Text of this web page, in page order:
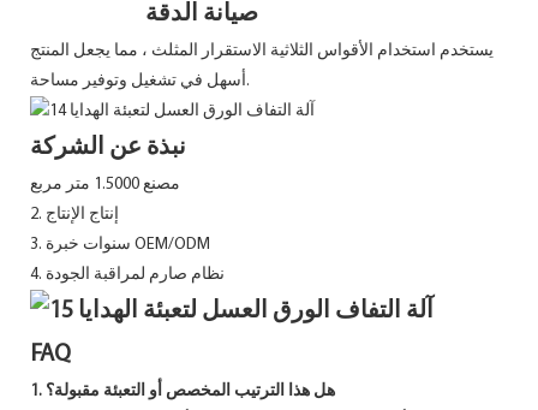
صيانة الدقة
يستخدم استخدام الأقواس الثلاثية الاستقرار المثلث ، مما يجعل المنتج
أسهل في تشغيل وتوفير مساحة.
نبذة عن الشركة
مصنع 1.5000 متر مربع
2. إنتاج الإنتاج
3. سنوات خبرة OEM/ODM
4. نظام صارم لمراقبة الجودة
FAQ
1. هل هذا الترتيب المخصص أو التعبئة مقبولة؟